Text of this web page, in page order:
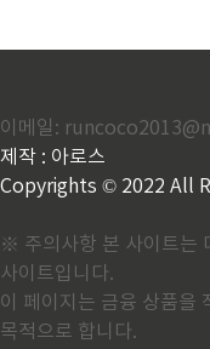
이메일:
제작 : 아로스
Copyrights © 2022 All
※ 주의사항 본 사이트는
사이트입니다.
이 페이지는 금융 상품을
목적으로 합니다.